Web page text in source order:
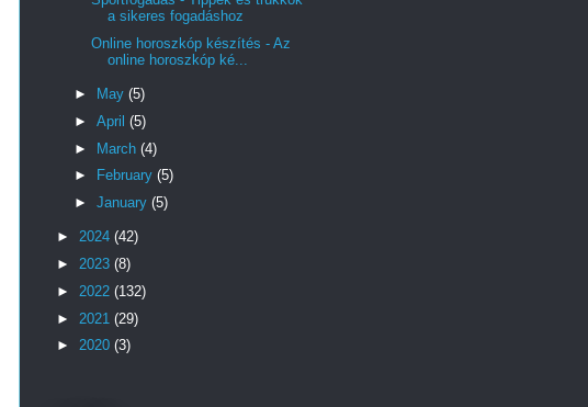
a sikeres fogadáshoz
Online horoszkóp készítés - Az
online horoszkóp ké...
► May (5)
► April (5)
► March (4)
►
February (5)
► January (5)
► 2024 (42)
► 2023 (8)
► 2022 (132)
► 2021 (29)
► 2020 (3)